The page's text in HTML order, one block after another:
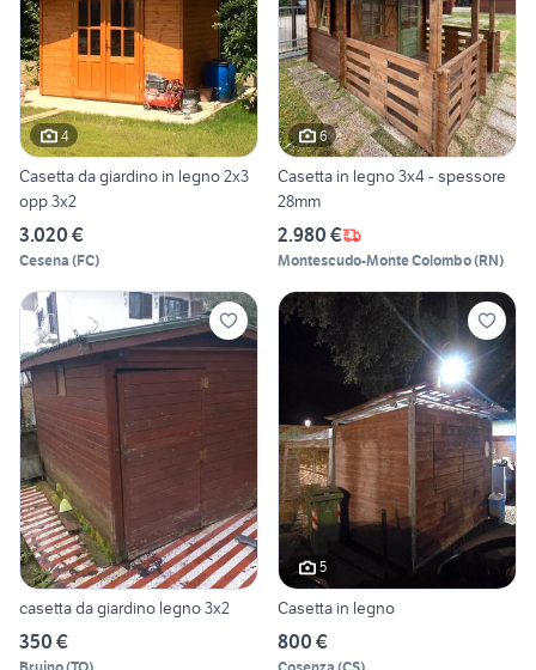
4
Casetta da giardino in legno 2x3
opp 3x2
3.020 €
Cesena (FC)
6
Casetta in legno 3x4 - spessore
28mm
2.980 €
Montescudo-Monte Colombo(RN)
casetta da giardino legno 3x2
350 €
5
Casetta in legno
800 €